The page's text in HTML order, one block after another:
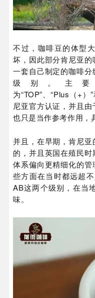
不过，咖啡豆的体型
坏，因此部分肯尼亚
一套自己制定的咖啡
级别。主
为“TOP”、“Plus（+）
尼亚官方认证，并且
也只是当作参考作用，
并且，在早期，肯尼
的，并且英国在殖民
体系偏向更精细化的
些方面在当时都远超
AB这两个级别，在当
味。